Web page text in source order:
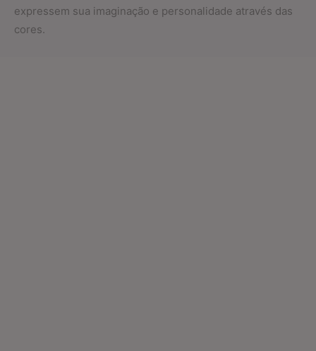
expressem sua imaginação e personalidade através das
cores.